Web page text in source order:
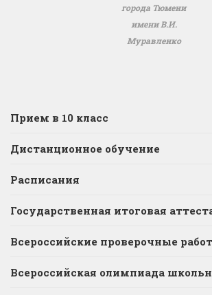
города Тюмени
имени В.И.
Муравленко
Прием в 10 класс
Дистанционное обучение
Расписания
Государственная итоговая
Всероссийские проверочные
Всероссийская олимпиада